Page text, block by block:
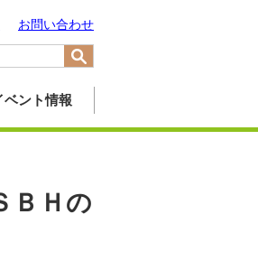
お問い合わせ
ベント情報
ＢＨの